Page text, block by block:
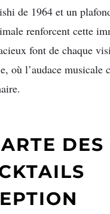
de 1964 et un
renforcent cette
font de chaque
où l’audace musicale
DES